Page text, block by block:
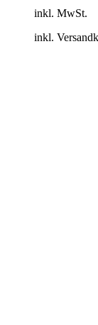
inkl. MwSt.
inkl.